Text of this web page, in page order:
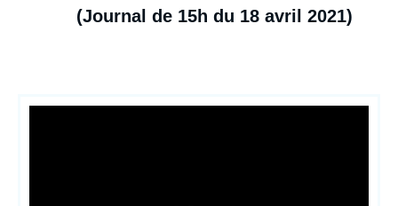
(Journal de 15h du 18 avril 2021)